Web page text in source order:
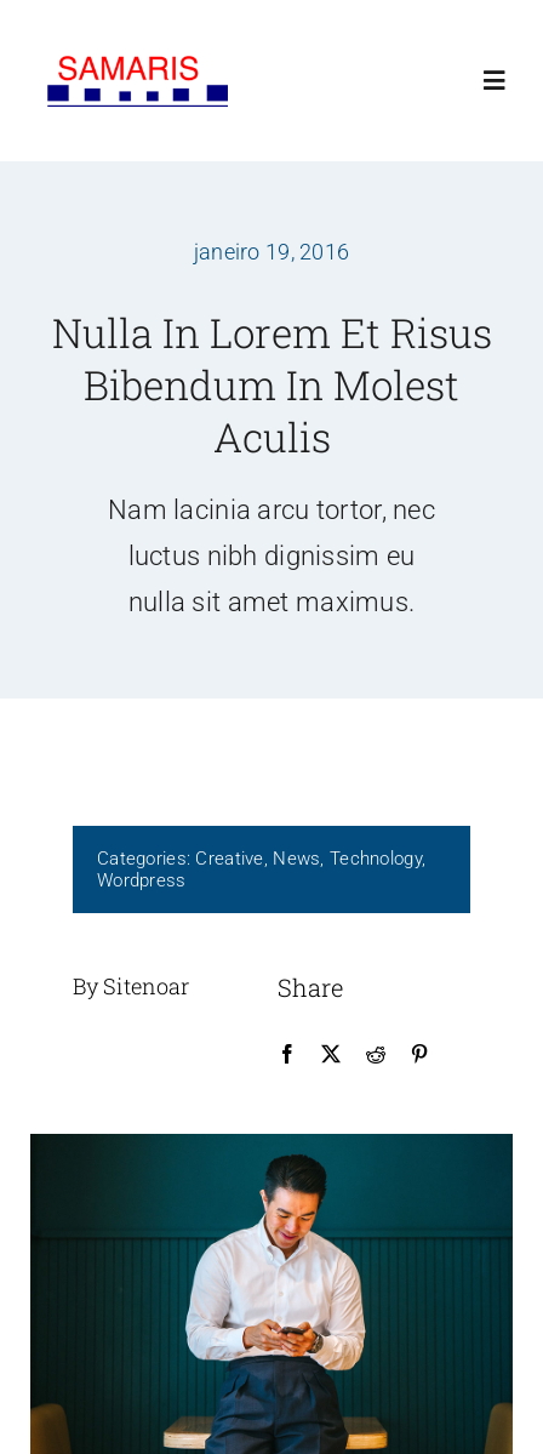
SERVIÇOS
CONTATO
janeiro 19, 2016
Nulla In Lorem Et Risus
Bibendum In Molest
Aculis
Nam lacinia arcu tortor, nec
luctus nibh dignissim eu
nulla sit amet maximus.
Categories: Creative, News, Technology,
Wordpress
By Sitenoar Share